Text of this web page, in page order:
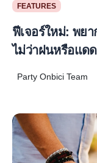
FEATURES
ฟีเจอร์ใหม่: พย
ไม่ว่าฝนหรือแดด
Party Onbici Team